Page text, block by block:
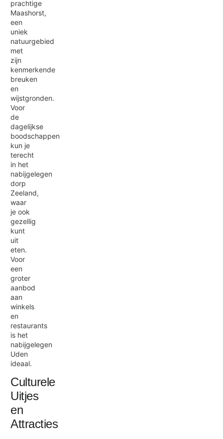
prachtige
Maashorst,
een
uniek
natuurgebied
met
zijn
kenmerkende
breuken
en
wijstgronden.
Voor
de
dagelijkse
boodschappen
kun je
terecht
in het
nabijgelegen
dorp
Zeeland,
waar
je ook
gezellig
kunt
uit
eten.
Voor
een
groter
aanbod
aan
winkels
en
restaurants
is het
nabijgelegen
Uden
ideaal.
Culturele
Uitjes
en
Attracties